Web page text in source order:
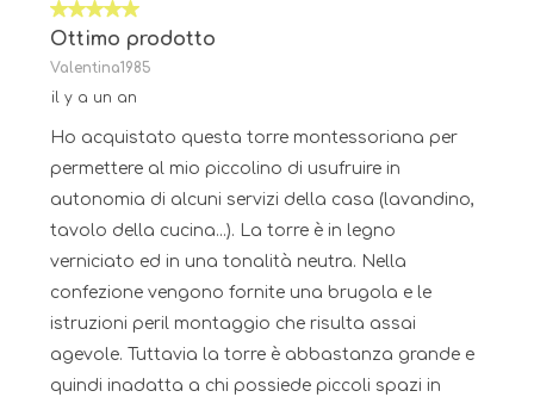
5 sur 5 étoiles.
Ottimo prodotto
Valentina1985
il y a un an
Ho acquistato questa torre montessoriana per
permettere al mio piccolino di usufruire in
autonomia di alcuni servizi della casa (lavandino,
tavolo della cucina...). La torre è in legno
verniciato ed in una tonalità neutra. Nella
confezione vengono fornite una brugola e le
istruzioni peril montaggio che risulta assai
agevole. Tuttavia la torre è abbastanza grande e
quindi inadatta a chi possiede piccoli spazi in